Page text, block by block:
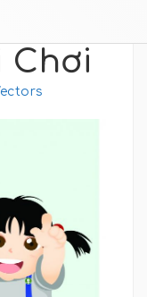
Chơi